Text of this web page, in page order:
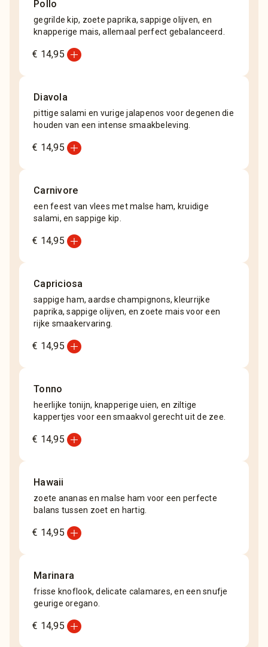
Pollo
gegrilde kip, zoete paprika, sappige olijven, en
knapperige mais, allemaal perfect gebalanceerd.
€ 14,95 add_circle
Diavola
pittige salami en vurige jalapenos voor degenen die
houden van een intense smaakbeleving.
€ 14,95 add_circle
Carnivore
een feest van vlees met malse ham, kruidige
salami, en sappige kip.
€ 14,95 add_circle
Capriciosa
sappige ham, aardse champignons, kleurrijke
paprika, sappige olijven, en zoete mais voor een
rijke smaakervaring.
€ 14,95 add_circle
Tonno
heerlijke tonijn, knapperige uien, en ziltige
kappertjes voor een smaakvol gerecht uit de zee.
€ 14,95 add_circle
Hawaii
zoete ananas en malse ham voor een perfecte
balans tussen zoet en hartig.
€ 14,95 add_circle
Marinara
frisse knoflook, delicate calamares, en een snufje
geurige oregano.
€ 14,95 add_circle